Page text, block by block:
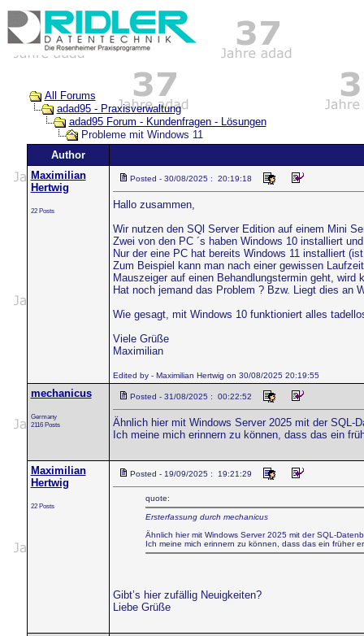
All Forums
adad95 - Praxisverwaltung
adad95 Forum - Kundenfragen - Lösungen
Probleme mit Windows 11
Author
Maximilian
Hertwig
22 Posts
Posted - 30/08/2025 : 20:19:18
Hallo zusammen,
Wir nutzen den SQl Server Edition auf einem Mini
Zwei von den PC ´s haben Windows 10 installiert
Nur der eine PC hat bereits Windows 11 installiert
Zum Beispiel kann man nach einer gewissen
Mauszeiger auf einen Behandlungstermin geht,
Hat noch jemand das Problem ? Bzw. Liegt dies an
Wie gesagt, mit Windows 10 funktioniert alles
Viele Grüße
Maximilian
Edited by - Maximilian Hertwig on 30/08/2025 20:19:55
mechanicus
Germany
2116 Posts
Posted - 31/08/2025 : 00:22:52
Ähnlich hier mit Windows Server 2025 mit der SQL-
Ich meine mich erinnern zu können, dass das ein
Maximilian
Hertwig
22 Posts
Posted - 19/09/2025 : 19:21:29
quote:
Ersterfassung durch mechanicus
Ähnlich hier mit Windows Server 2025 mit der SQL-
Ich meine mich erinnern zu können, dass das ein früher
Gibt’s hier zufällig Neuigkeiten?
Liebe Grüße